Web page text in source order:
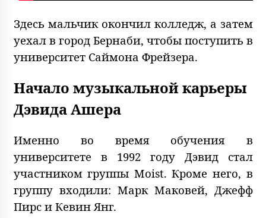
Здесь мальчик окончил колледж, а затем
уехал в город Бернаби, чтобы поступить в
университет Саймона Фрейзера.
Начало музыкальной карьеры
Дэвида Ашера
Именно во время обучения в
университете в 1992 году Дэвид стал
участником группы Moist. Кроме него, в
группу входили: Марк Маковей, Джефф
Пирс и Кевин Янг.